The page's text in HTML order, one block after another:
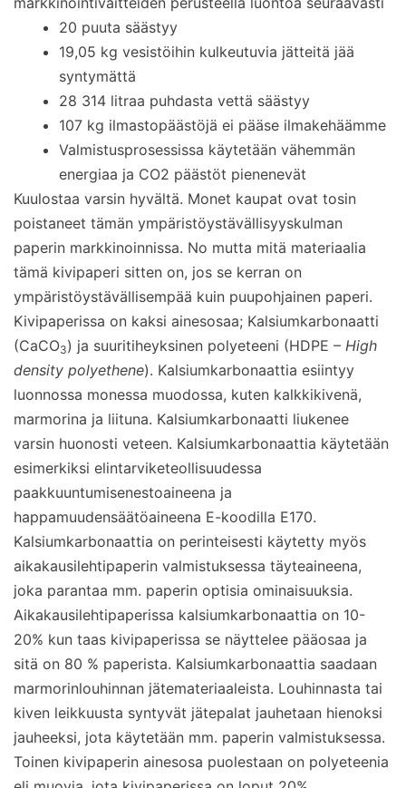
20 puuta säästyy
19,05 kg vesistöihin kulkeutuvia jätteitä jää
syntymättä
28 314 litraa puhdasta vettä säästyy
107 kg ilmastopäästöjä ei pääse ilmakehäämme
Valmistusprosessissa käytetään vähemmän
energiaa ja CO2 päästöt pienenevät
Kuulostaa varsin hyvältä. Monet kaupat ovat tosin
poistaneet tämän ympäristöystävällisyyskulman
paperin markkinoinnissa. No mutta mitä materiaalia
tämä kivipaperi sitten on, jos se kerran on
ympäristöystävällisempää kuin puupohjainen paperi.
Kivipaperissa on kaksi ainesosaa; Kalsiumkarbonaatti
(CaCO3) ja suuritiheyksinen polyeteeni (HDPE – High
density polyethene). Kalsiumkarbonaattia esiintyy
luonnossa monessa muodossa, kuten kalkkikivenä,
marmorina ja liituna. Kalsiumkarbonaatti liukenee
varsin huonosti veteen. Kalsiumkarbonaattia käytetään
esimerkiksi elintarviketeollisuudessa
paakkuuntumisenestoaineena ja
happamuudensäätöaineena E-koodilla E170.
Kalsiumkarbonaattia on perinteisesti käytetty myös
aikakausilehtipaperin valmistuksessa täyteaineena,
joka parantaa mm. paperin optisia ominaisuuksia.
Aikakausilehtipaperissa kalsiumkarbonaattia on 10-
20% kun taas kivipaperissa se näyttelee pääosaa ja
sitä on 80 % paperista. Kalsiumkarbonaattia saadaan
marmorinlouhinnan jätemateriaaleista. Louhinnasta tai
kiven leikkuusta syntyvät jätepalat jauhetaan hienoksi
jauheeksi, jota käytetään mm. paperin valmistuksessa.
Toinen kivipaperin ainesosa puolestaan on polyeteenia